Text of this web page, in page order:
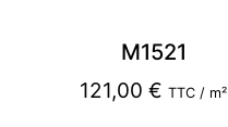
M1521
121,00€ TTC / m²